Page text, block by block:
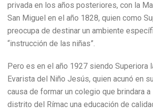
privada en los años posteriores, con la
San Miguel en el año 1828, quien como
preocupa de destinar un ambiente
“instrucción de las niñas”.
Pero es en el año 1927 siendo Superiora
Evarista del Niño Jesús, quien acunó en
causa de formar un colegio que brindara
distrito del Rímac una educación de